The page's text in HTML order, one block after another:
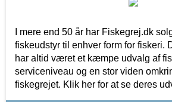
I mere end 50 år har Fiskegrej.dk
fiskeudstyr til enhver form for fiskeri.
har altid været et kæmpe udvalg af
serviceniveau og en stor viden
fiskegrejet. Klik her for at se deres